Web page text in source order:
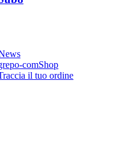
Shop
il tuo ordine